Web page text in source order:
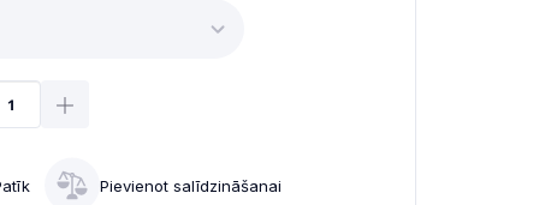
Pievienot salīdzināšanai